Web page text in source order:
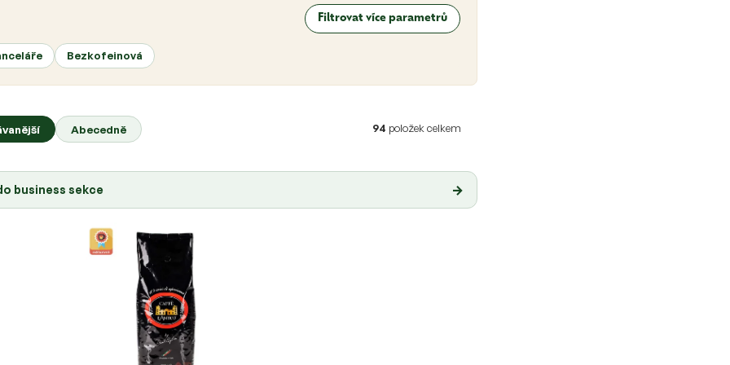
Abecedně 94 položek celkem
Filtrovat více parametrů
Bezkofeinová
business sekce →